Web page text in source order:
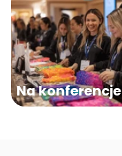
Na konferencje